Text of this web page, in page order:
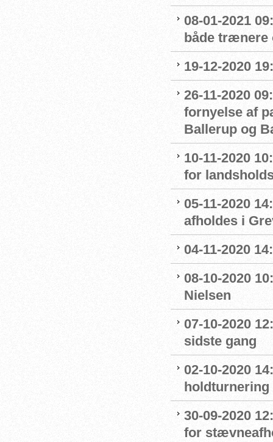
08-01-2021
både
19-12-2020
26-11-2020
fornyelse af
Ballerup og
10-11-2020
for
05-11-2020
afholdes i
04-11-2020
08-10-2020
Nielsen
07-10-2020
sidste gang
02-10-2020
holdturnering
30-09-2020
for